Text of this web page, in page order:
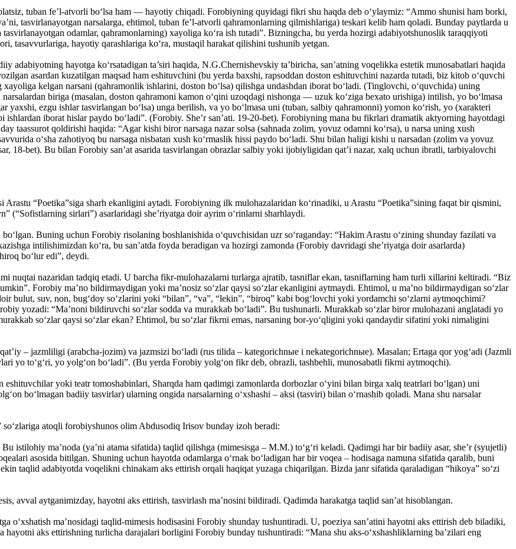
tuban fe’l-atvorli bo‘lsa ham — hayotiy chiqadi. Forobiyning quyidagi fikri shu haqda deb o‘ylaymiz: “Ammo shunisi ham borki,
tasvirlanayotgan narsalarga, ehtimol, tuban fe’l-atvorli qahramonlarning qilmishlariga) teskari kelib ham qoladi. Bunday paytlarda u
odamlar, qahramonlarning) xayoliga ko‘ra ish tutadi”. Bizningcha, bu yerda hozirgi adabiyotshunoslik taraqqiyoti
tasavvurlariga, hayotiy qarashlariga ko‘ra, mustaqil harakat qilishini tushunib yetgan.
adabiyotning hayotga ko‘rsatadigan ta’siri haqida, N.G.Chernishevskiy ta’biricha, san’atning voqelikka estetik munosabatlari haqida
asardan kuzatilgan maqsad ham eshituvchini (bu yerda baxshi, rapsoddan doston eshituvchini nazarda tutadi, biz kitob o‘quvchi
kelgan narsani (qahramonlik ishlarini, doston bo‘lsa) qilishga undashdan iborat bo‘ladi. (Tinglovchi, o‘quvchida) uning
biriga (masalan, doston qahramoni kamon o‘qini uzoqdagi nishonga — uzuk ko‘ziga bexato urishiga) intilish, yo bo‘lmasa
yaxshi, ezgu ishlar tasvirlangan bo‘lsa) unga berilish, va yo bo‘lmasa uni (tuban, salbiy qahramonni) yomon ko‘rish, yo (xarakteri
iborat hislar paydo bo‘ladi”. (Forobiy. She’r san’ati. 19-20-bet). Forobiyning mana bu fikrlari dramatik aktyorning hayotdagi
taassurot qoldirishi haqida: “Agar kishi biror narsaga nazar solsa (sahnada zolim, yovuz odamni ko‘rsa), u narsa uning xush
o‘sha zahotiyoq bu narsaga nisbatan xush ko‘rmaslik hissi paydo bo‘ladi. Shu bilan haligi kishi u narsadan (zolim va yovuz
18-bet). Bu bilan Forobiy san’at asarida tasvirlangan obrazlar salbiy yoki ijobiyligidan qat’i nazar, xalq uchun ibratli, tarbiyalovchi
“Poetika”siga sharh ekanligini aytadi. Forobiyning ilk mulohazalaridan ko‘rinadiki, u Arastu “Poetika”sining faqat bir qismini,
(“Sofistlarning sirlari”) asarlaridagi she’riyatga doir ayrim o‘rinlarni sharhlaydi.
Buning uchun Forobiy risolaning boshlanishida o‘quvchisidan uzr so‘raganday: “Hakim Arastu o‘zining shunday fazilati va
intilishimizdan ko‘ra, bu san’atda foyda beradigan va hozirgi zamonda (Forobiy davridagi she’riyatga doir asarlarda)
bo‘lur edi”, deydi.
nuqtai nazaridan tadqiq etadi. U barcha fikr-mulohazalarni turlarga ajratib, tasniflar ekan, tasniflarning ham turli xillarini keltiradi. “Biz
Forobiy ma’no bildirmaydigan yoki ma’nosiz so‘zlar qaysi so‘zlar ekanligini aytmaydi. Ehtimol, u ma’no bildirmaydigan so‘zlar
bulut, suv, non, bug‘doy so‘zlarini yoki “bilan”, “va”, “lekin”, “biroq” kabi bog‘lovchi yoki yordamchi so‘zlarni aytmoqchimi?
yozadi: “Ma’noni bildiruvchi so‘zlar sodda va murakkab bo‘ladi”. Bu tushunarli. Murakkab so‘zlar biror mulohazani anglatadi yo
so‘zlar qaysi so‘zlar ekan? Ehtimol, bu so‘zlar fikrni emas, narsaning bor-yo‘qligini yoki qandaydir sifatini yoki nimaligini
– jazmliligi (arabcha-jozim) va jazmsizi bo‘ladi (rus tilida – kategorichnыe i nekategorichnыe). Masalan; Ertaga qor yog‘adi (Jazmli
yo to‘g‘ri, yo yolg‘on bo‘ladi”. (Bu yerda Forobiy yolg‘on fikr deb, obrazli, tashbehli, munosabatli fikrni aytmoqchi).
yoki teatr tomoshabinlari, Sharqda ham qadimgi zamonlarda dorbozlar o‘yini bilan birga xalq teatrlari bo‘lgan) uni
bo‘lmagan badiiy tasvirlar) ularning ongida narsalarning o‘xshashi – aksi (tasviri) bilan o‘rnashib qoladi. Mana shu narsalar
atoqli forobiyshunos olim Abdusodiq Irisov bunday izoh beradi:
istilohiy ma’noda (ya’ni atama sifatida) taqlid qilishga (mimesisga – M.M.) to‘g‘ri keladi. Qadimgi har bir badiiy asar, she’r (syujetli)
asosida bitilgan. Shuning uchun hayotda odamlarga o‘rnak bo‘ladigan har bir voqea – hodisaga namuna sifatida qaralib, buni
taqlid adabiyotda voqelikni chinakam aks ettirish orqali haqiqat yuzaga chiqarilgan. Bizda janr sifatida qaraladigan “hikoya” so‘zi
avval aytganimizday, hayotni aks ettirish, tasvirlash ma’nosini bildiradi. Qadimda harakatga taqlid san’at hisoblangan.
o‘xshatish ma’nosidagi taqlid-mimesis hodisasini Forobiy shunday tushuntiradi. U, poeziya san’atini hayotni aks ettirish deb biladiki,
aks ettirishning turlicha darajalari borligini Forobiy bunday tushuntiradi: “Mana shu aks-o‘xshashliklarning ba’zilari eng